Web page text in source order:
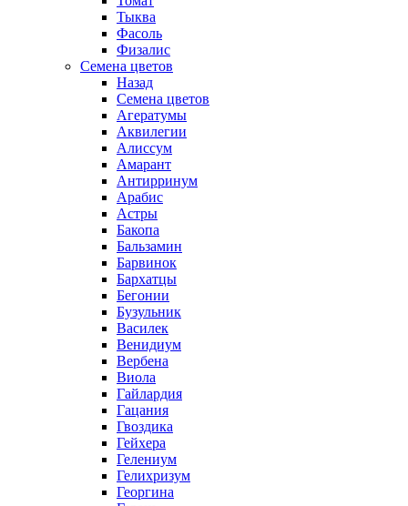
Тыква
Фасоль
Физалис
Семена цветов
Назад
Семена цветов
Агератумы
Аквилегии
Алиссум
Амарант
Антирринум
Арабис
Астры
Бакопа
Бальзамин
Барвинок
Бархатцы
Бегонии
Бузульник
Василек
Венидиум
Вербена
Виола
Гайлардия
Гацания
Гвоздика
Гейхера
Гелениум
Гелихризум
Георгина